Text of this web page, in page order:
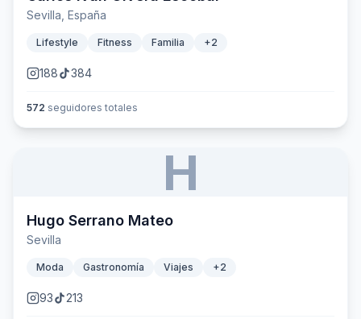
Sevilla, España
Lifestyle Fitness Familia +2
188 384
572 seguidores totales
H
Hugo Serrano Mateo
Sevilla
Moda Gastronomía Viajes +2
93 213